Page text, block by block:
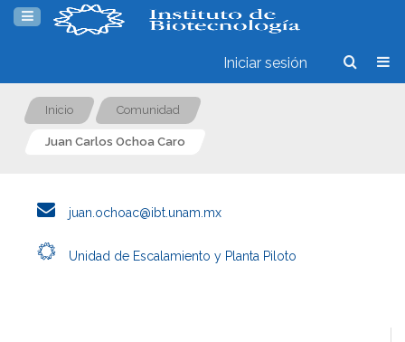
Iniciar sesión
Inicio Comunidad
Juan Carlos Ochoa Caro
juan.ochoac@ibt.unam.mx
Unidad de Escalamiento y Planta Piloto